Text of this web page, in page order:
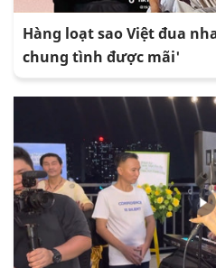
Hàng loạt sao Việt đua
chung tình được mãi'